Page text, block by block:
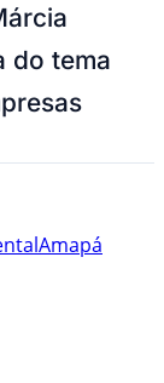
do tema
Amapá